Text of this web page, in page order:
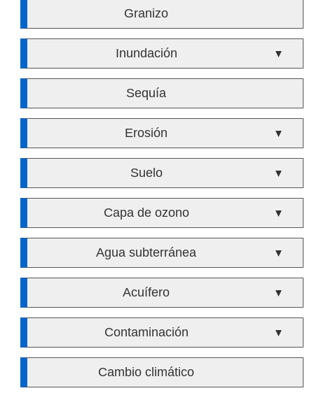
Granizo
Inundación ▼
Sequía
Erosión ▼
Suelo ▼
Capa de ozono ▼
Agua subterránea ▼
Acuífero ▼
Contaminación ▼
Cambio climático